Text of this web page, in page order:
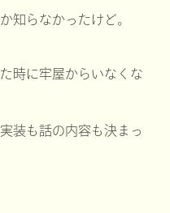
知らなかったけど。
時に牢屋からいなくな
装も話の内容も決まっ